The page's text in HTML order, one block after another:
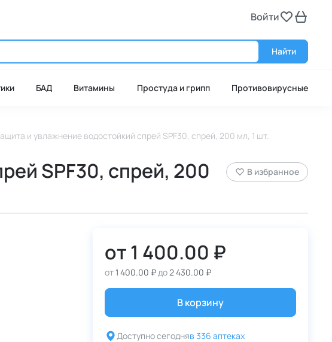
Войти
Найти
БАД Витамины Простуда и грипп Противовирусные
и увлажнение водостойкий спрей SPF30, спрей, 200 мл, 1 шт.
SPF30, спрей, 200
В избранное
от 1 400.00 ₽
от1 400.00 ₽до2 430.00 ₽
В корзину
Доступно сегодняв 336 аптеках